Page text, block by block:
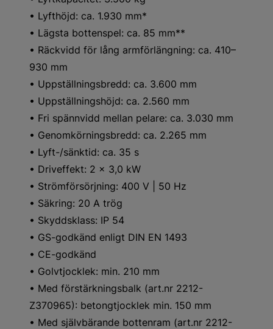
• Lyfthöjd: ca. 1.930 mm*
• Lägsta bottenspel: ca. 85 mm**
• Räckvidd för lång armförlängning: ca. 410–
930 mm
• Uppställningsbredd: ca. 3.600 mm
• Uppställningshöjd: ca. 2.560 mm
• Fri spännvidd mellan pelare: ca. 3.030 mm
• Genomkörningsbredd: ca. 2.265 mm
• Lyft-/sänktid: ca. 35 s
• Driveffekt: 2 x 3,0 kW
• Strömförsörjning: 400 V | 50 Hz
• Säkring: 20 A trög
• Skyddsklass: IP 54
• GS-godkänd enligt DIN EN 1493
• CE-godkänd
• Golvtjocklek: min. 210 mm
• Med förstärkningsbalk (art.nr 2212-
Z370965): betongtjocklek min. 150 mm
• Med självbärande bottenram (art.nr 2212-